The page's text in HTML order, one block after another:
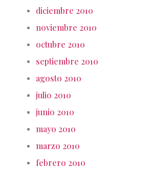
diciembre 2010
noviembre 2010
octubre 2010
septiembre 2010
agosto 2010
julio 2010
junio 2010
mayo 2010
marzo 2010
febrero 2010